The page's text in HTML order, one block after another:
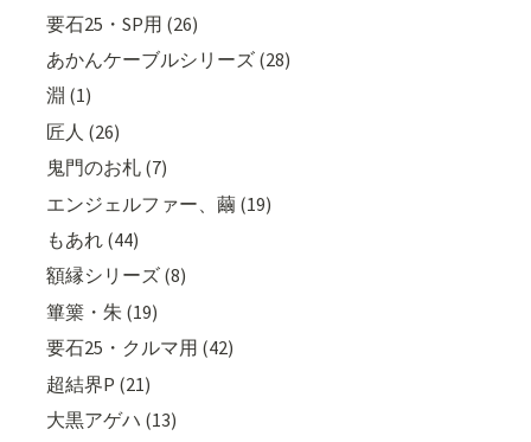
要石25・SP用 (26)
あかんケーブルシリーズ (28)
淵 (1)
匠人 (26)
鬼門のお札 (7)
エンジェルファー、繭 (19)
もあれ (44)
額縁シリーズ (8)
篳篥・朱 (19)
要石25・クルマ用 (42)
超結界P (21)
大黒アゲハ (13)